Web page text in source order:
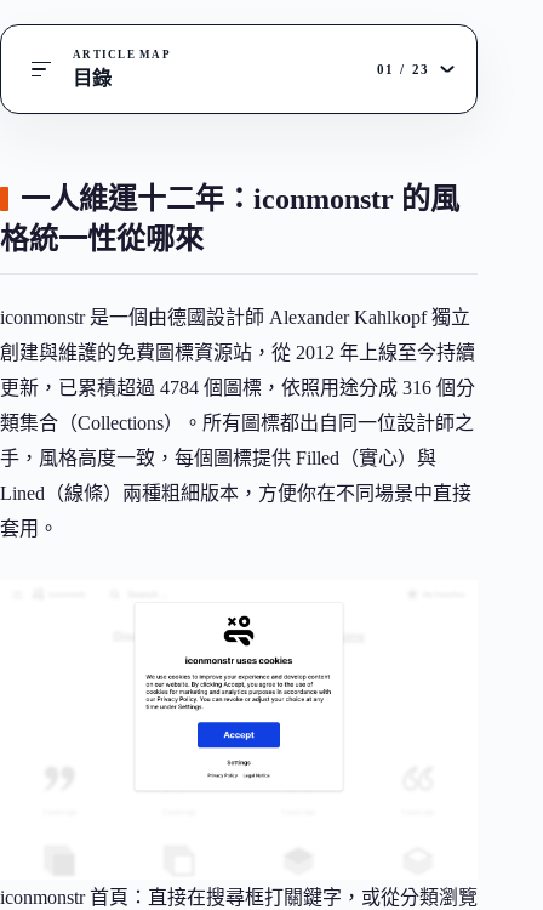
ARTICLE MAP
目錄 01 / 23
一人維運十二年：iconmonstr 的風
格統一性從哪來
iconmonstr 是一個由德國設計師 Alexander Kahlkopf 獨立
創建與維護的免費圖標資源站，從 2012 年上線至今持續
更新，已累積超過 4784 個圖標，依照用途分成 316 個分
類集合（Collections）。所有圖標都出自同一位設計師之
手，風格高度一致，每個圖標提供 Filled（實心）與
Lined（線條）兩種粗細版本，方便你在不同場景中直接
套用。
iconmonstr 首頁：直接在搜尋框打關鍵字，或從分類瀏覽